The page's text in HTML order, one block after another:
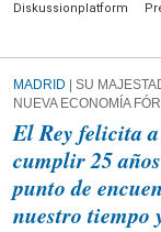
Diskussionplatform
MADRID | SU
NUEVA ECONOMÍA
El Rey felicita
cumplir 25
punto de
nuestro tiempo